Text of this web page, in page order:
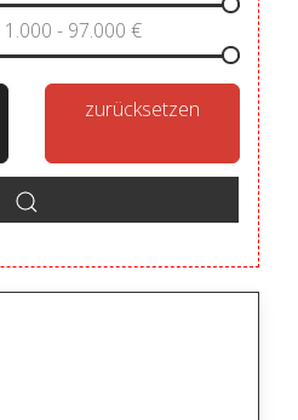
1.000 - 97.000 €
zurücksetzen